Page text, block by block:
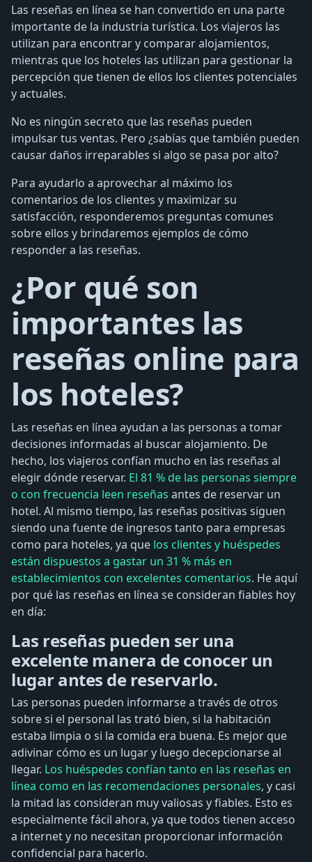
Las reseñas en línea se han convertido en una parte
importante de la industria turística. Los viajeros las
utilizan para encontrar y comparar alojamientos,
mientras que los hoteles las utilizan para gestionar la
percepción que tienen de ellos los clientes potenciales
y actuales.
No es ningún secreto que las reseñas pueden
impulsar tus ventas. Pero ¿sabías que también pueden
causar daños irreparables si algo se pasa por alto?
Para ayudarlo a aprovechar al máximo los
comentarios de los clientes y maximizar su
satisfacción, responderemos preguntas comunes
sobre ellos y brindaremos ejemplos de cómo
responder a las reseñas.
¿Por qué son
importantes las
reseñas online para
los hoteles?
Las reseñas en línea ayudan a las personas a tomar
decisiones informadas al buscar alojamiento. De
hecho, los viajeros confían mucho en las reseñas al
elegir dónde reservar. El 81 % de las personas siempre
o con frecuencia leen reseñas antes de reservar un
hotel. Al mismo tiempo, las reseñas positivas siguen
siendo una fuente de ingresos tanto para empresas
como para hoteles, ya que los clientes y huéspedes
están dispuestos a gastar un 31 % más en
establecimientos con excelentes comentarios. He aquí
por qué las reseñas en línea se consideran fiables hoy
en día:
Las reseñas pueden ser una
excelente manera de conocer un
lugar antes de reservarlo.
Las personas pueden informarse a través de otros
sobre si el personal las trató bien, si la habitación
estaba limpia o si la comida era buena. Es mejor que
adivinar cómo es un lugar y luego decepcionarse al
llegar. Los huéspedes confían tanto en las reseñas en
línea como en las recomendaciones personales, y casi
la mitad las consideran muy valiosas y fiables. Esto es
especialmente fácil ahora, ya que todos tienen acceso
a internet y no necesitan proporcionar información
confidencial para hacerlo.